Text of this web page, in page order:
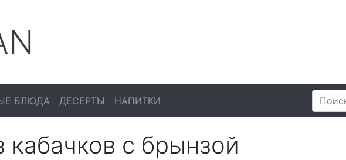
БЛЮДА ДЕСЕРТЫ НАПИТКИ
кабачков с брынзой